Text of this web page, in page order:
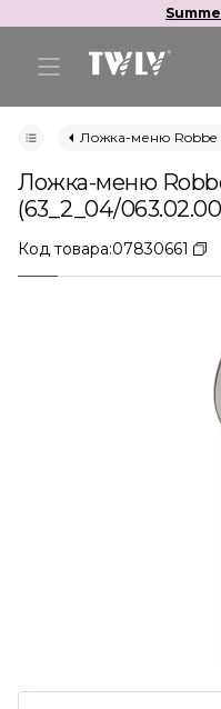
Ложка-меню Robbe &
Ложка-меню
(63_2_04/
Код товара:07830661